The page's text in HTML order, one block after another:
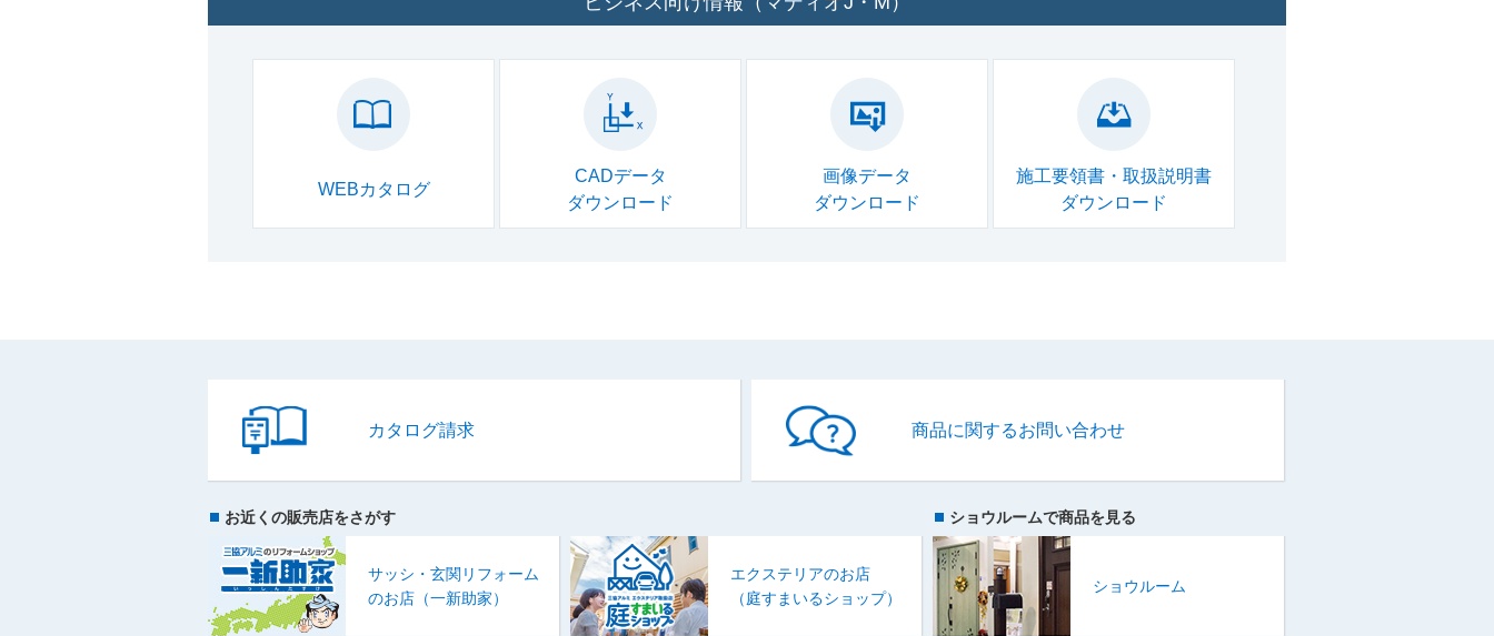
WEBカタログ
CADデータ
ダウンロード
画像データ
ダウンロード
施工要領書・取扱説明書
ダウンロード
カタログ請求 商品に関するお問い合わせ
お近くの販売店をさがす
サッシ・玄関リフォーム
のお店（一新助家）
エクステリアのお店
（庭すまいるショップ）
ショウルームで商品を見る
ショウルーム